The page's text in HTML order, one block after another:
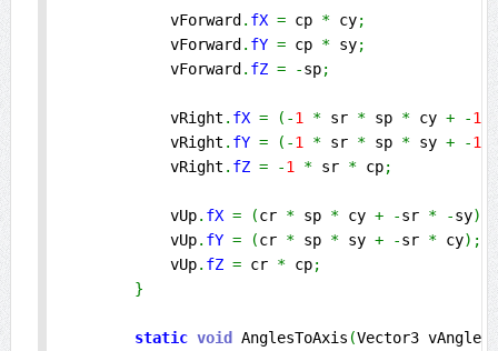
            vForward
. fX = cp * cy;
            vForward
. fY = cp * sy;
            vForward
. fZ = -sp;
            vRight
. fX = ( -1 * sr * sp * cy + -1
            vRight
. fY = ( -1 * sr * sp * sy + -1
            vRight
. fZ = -1 * sr * cp;
            vUp
. fX = (cr * sp * cy + -sr * -sy)
            vUp
. fY = (cr * sp * sy + -sr * cy) ;
            vUp
. fZ = cr * cp;
}
static void AnglesToAxis (Vector3